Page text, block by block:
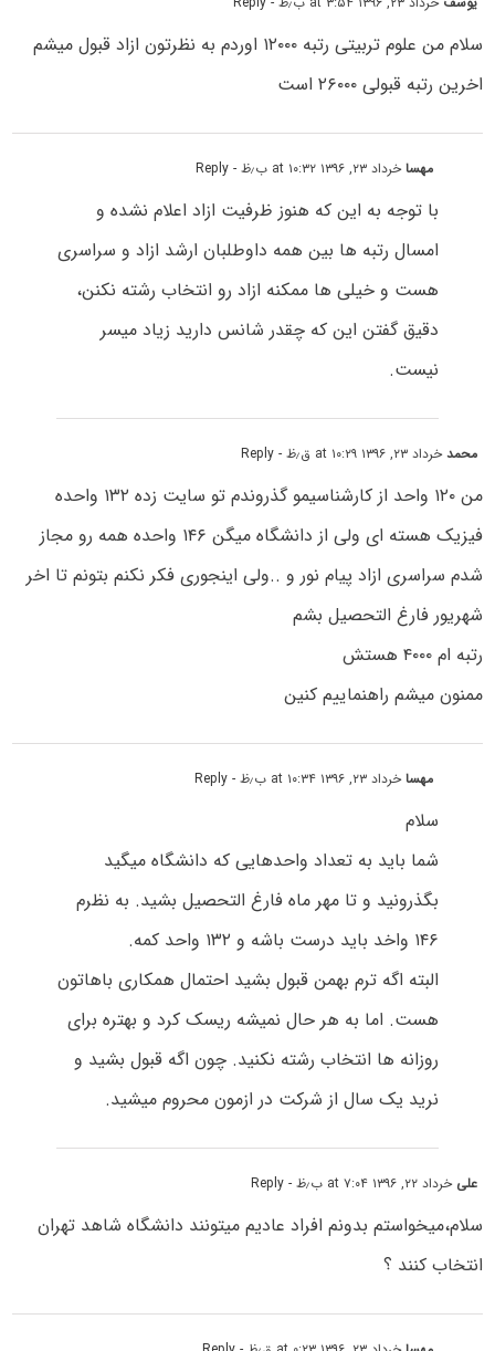
سلام من علوم تربیتی رتبه ۱۲۰۰۰ اوردم به نظرتون ازاد قبول میشم
اخرین رتبه قبولی ۲۶۰۰۰ است
مهساخرداد ۲۳, ۱۳۹۶ at ۱۰:۳۲ ب٫ظ - Reply
با توجه به این که هنوز ظرفیت ازاد اعلام نشده و
امسال رتبه ها بین همه داوطلبان ارشد ازاد و سراسری
هست و خیلی ها ممکنه ازاد رو انتخاب رشته نکنن،
دقیق گفتن این که چقدر شانس دارید زیاد میسر
نیست.
محمدخرداد ۲۳, ۱۳۹۶ at ۱۰:۲۹ ق٫ظ - Reply
من ۱۲۰ واحد از کارشناسیمو گذروندم تو سایت زده ۱۳۲ واحده
فیزیک هسته ای ولی از دانشگاه میگن ۱۴۶ واحده همه رو مجاز
شدم سراسری ازاد پیام نور و ..ولی اینجوری فکر نکنم بتونم تا اخر
شهریور فارغ التحصیل بشم
رتبه ام ۴۰۰۰ هستش
ممنون میشم راهنماییم کنین
مهساخرداد ۲۳, ۱۳۹۶ at ۱۰:۳۴ ب٫ظ - Reply
سلام
شما باید به تعداد واحدهایی که دانشگاه میگید
بگذرونید و تا مهر ماه فارغ التحصیل بشید. به نظرم
۱۴۶ واخد باید درست باشه و ۱۳۲ واحد کمه.
البته اگه ترم بهمن قبول بشید احتمال همکاری باهاتون
هست. اما به هر حال نمیشه ریسک کرد و بهتره برای
روزانه ها انتخاب رشته نکنید. چون اگه قبول بشید و
نرید یک سال از شرکت در ازمون محروم میشید.
علی خرداد ۲۲, ۱۳۹۶ at ۷:۰۴ ب٫ظ - Reply
سلام،میخواستم بدونم افراد عادیم میتونند دانشگاه شاهد تهران
انتخاب کنند ؟